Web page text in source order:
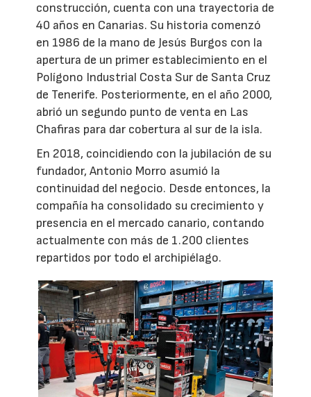
construcción, cuenta con una trayectoria de
40 años en Canarias. Su historia comenzó
en 1986 de la mano de Jesús Burgos con la
apertura de un primer establecimiento en el
Polígono Industrial Costa Sur de Santa Cruz
de Tenerife. Posteriormente, en el año 2000,
abrió un segundo punto de venta en Las
Chafiras para dar cobertura al sur de la isla.
En 2018, coincidiendo con la jubilación de su
fundador, Antonio Morro asumió la
continuidad del negocio. Desde entonces, la
compañía ha consolidado su crecimiento y
presencia en el mercado canario, contando
actualmente con más de 1.200 clientes
repartidos por todo el archipiélago.